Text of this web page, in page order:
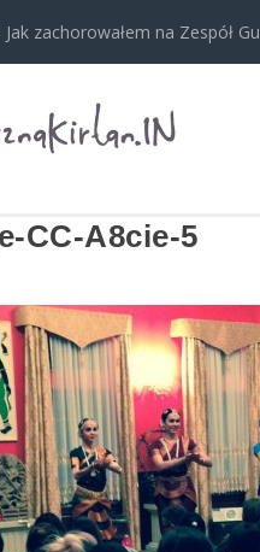
Jak zachorowałem na Zespół
CC-A8cie-5